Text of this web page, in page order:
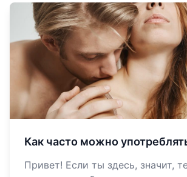
особенно ес
Как часто можно
Привет! Если ты здесь, значит,